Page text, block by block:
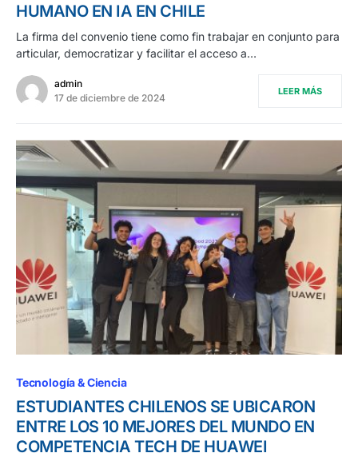
HUMANO EN IA EN CHILE
La firma del convenio tiene como fin trabajar en conjunto para
articular, democratizar y facilitar el acceso a…
admin
17 de diciembre de 2024
LEER MÁS
Tecnología & Ciencia
ESTUDIANTES CHILENOS SE UBICARON
ENTRE LOS 10 MEJORES DEL MUNDO EN
COMPETENCIA TECH DE HUAWEI